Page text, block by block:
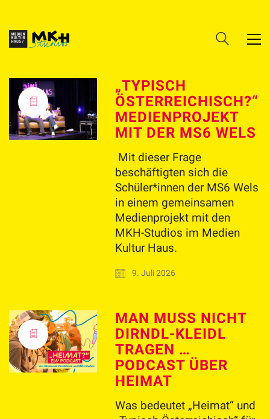
„TYPISCH
ÖSTERREICHISCH?“
MEDIENPROJEKT
MIT DER MS6 WELS
Mit dieser Frage
beschäftigten sich die
Schüler*innen der MS6 Wels
in einem gemeinsamen
Medienprojekt mit den
MKH-Studios im Medien
Kultur Haus.
9. Juli 2026
MAN MUSS NICHT
DIRNDL-KLEIDL
TRAGEN …
PODCAST ÜBER
HEIMAT
Was bedeutet „Heimat“ und